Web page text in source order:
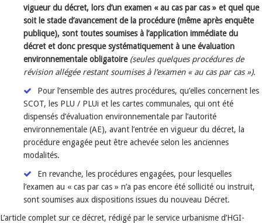
vigueur du décret, lors d’un examen « au cas par cas » et quel que
soit le stade d’avancement de la procédure (même après enquête
publique), sont toutes soumises à l’application immédiate du
décret et donc presque systématiquement à une évaluation
environnementale obligatoire (seules quelques procédures de
révision allégée restant soumises à l’examen « au cas par cas »).
Pour l’ensemble des autres procédures, qu’elles concernent les
SCOT, les PLU / PLUi et les cartes communales, qui ont été
dispensés d’évaluation environnementale par l’autorité
environnementale (AE), avant l’entrée en vigueur du décret, la
procédure engagée peut être achevée selon les anciennes
modalités.
En revanche, les procédures engagées, pour lesquelles
l’examen au « cas par cas » n’a pas encore été sollicité ou instruit,
sont soumises aux dispositions issues du nouveau Décret.
L’article complet sur ce décret, rédigé par le service urbanisme d’HGI-